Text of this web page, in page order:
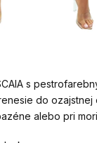
s
do ozajstnej
alebo pri